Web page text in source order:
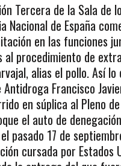
Tercera de la Sala de
Nacional de España
en las funciones
al procedimiento de
alias el pollo. Así
Francisco
en súplica al Pleno
el auto de
pasado 17 de
cursada por Estados